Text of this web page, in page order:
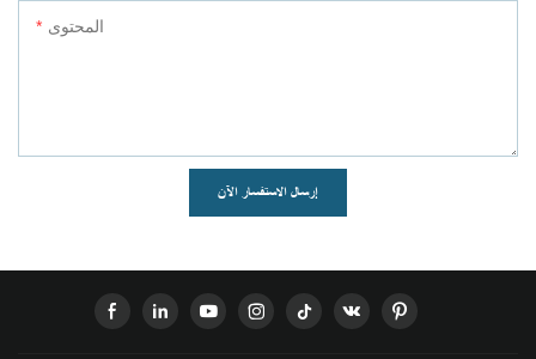
المحتوى
إرسال الاستفسار الآن